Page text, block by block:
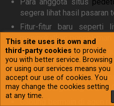
This site uses its own and
third-party cookies to provide
you with better service. Browsing
or using our services means you
accept our use of cookies. You
may change the cookies setting
at any time.
Para anggota situs
segera lihat hasil pasaran
Fitur-fitur baru seperti
meningkatkan pengalaman
Ketika Anda ahli
nekkocapital.com tak perlu
Anda akan dapat
dengan bergabung di Live
Gabung bermain di agen